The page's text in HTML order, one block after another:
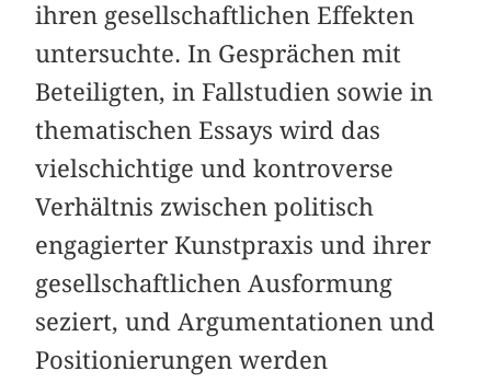
ihren gesellschaftlichen Effekten
untersuchte. In Gesprächen mit
Beteiligten, in Fallstudien sowie in
thematischen Essays wird das
vielschichtige und kontroverse
Verhältnis zwischen politisch
engagierter Kunstpraxis und ihrer
gesellschaftlichen Ausformung
seziert, und Argumentationen und
Positionierungen werden